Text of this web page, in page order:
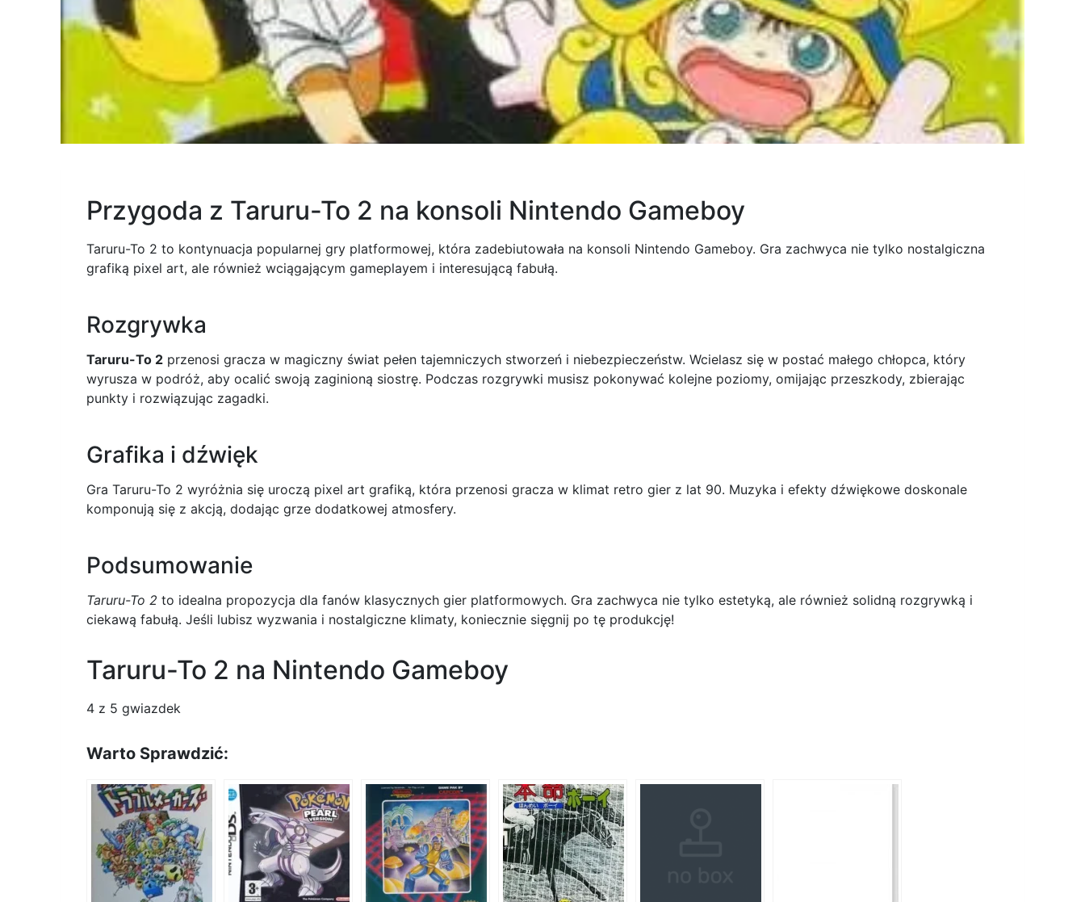
Przygoda z Taruru-To 2 na konsoli Nintendo Gameboy
Taruru-To 2 to kontynuacja popularnej gry platformowej, która zadebiutowała na konsoli Nintendo Gameboy. Gra zachwyca nie tylko nostalgiczna
grafiką pixel art, ale również wciągającym gameplayem i interesującą fabułą.
Rozgrywka
Taruru-To 2 przenosi gracza w magiczny świat pełen tajemniczych stworzeń i niebezpieczeństw. Wcielasz się w postać małego chłopca, który
wyrusza w podróż, aby ocalić swoją zaginioną siostrę. Podczas rozgrywki musisz pokonywać kolejne poziomy, omijając przeszkody, zbierając
punkty i rozwiązując zagadki.
Grafika i dźwięk
Gra Taruru-To 2 wyróżnia się uroczą pixel art grafiką, która przenosi gracza w klimat retro gier z lat 90. Muzyka i efekty dźwiękowe doskonale
komponują się z akcją, dodając grze dodatkowej atmosfery.
Podsumowanie
Taruru-To 2 to idealna propozycja dla fanów klasycznych gier platformowych. Gra zachwyca nie tylko estetyką, ale również solidną rozgrywką i
ciekawą fabułą. Jeśli lubisz wyzwania i nostalgiczne klimaty, koniecznie sięgnij po tę produkcję!
Taruru-To 2 na Nintendo Gameboy
4 z 5 gwiazdek
Warto Sprawdzić: